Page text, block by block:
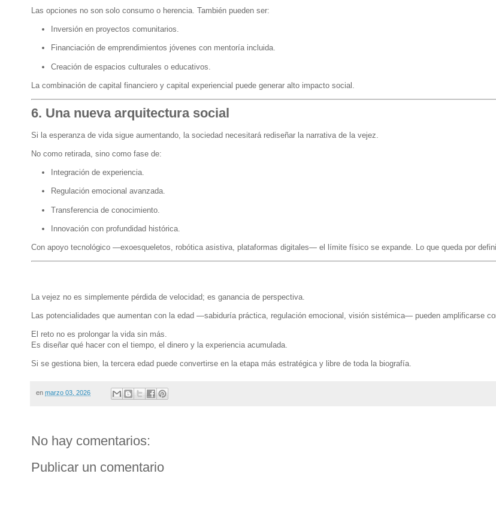
Las opciones no son solo consumo o herencia. También pueden ser:
Inversión en proyectos comunitarios.
Financiación de emprendimientos jóvenes con mentoría incluida.
Creación de espacios culturales o educativos.
La combinación de capital financiero y capital experiencial puede generar alto impacto social.
6. Una nueva arquitectura social
Si la esperanza de vida sigue aumentando, la sociedad necesitará rediseñar la narrativa de la vejez.
No como retirada, sino como fase de:
Integración de experiencia.
Regulación emocional avanzada.
Transferencia de conocimiento.
Innovación con profundidad histórica.
Con apoyo tecnológico —exoesqueletos, robótica asistiva, plataformas digitales— el límite físico se expande. Lo que queda por
La vejez no es simplemente pérdida de velocidad; es ganancia de perspectiva.
Las potencialidades que aumentan con la edad —sabiduría práctica, regulación emocional, visión sistémica— pueden amplificarse
El reto no es prolongar la vida sin más.
Es diseñar qué hacer con el tiempo, el dinero y la experiencia acumulada.
Si se gestiona bien, la tercera edad puede convertirse en la etapa más estratégica y libre de toda la biografía.
en marzo 03, 2026
No hay comentarios:
Publicar un comentario